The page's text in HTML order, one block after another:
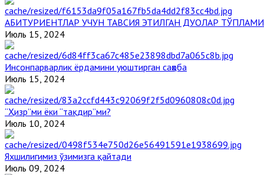
АБИТУРИЕНТЛАР УЧУН ТАВСИЯ ЭТИЛГАН ДУОЛАР ТЎПЛАМИ
Июль 15, 2024
Инсонпарварлик ёрдамини уюштирган саҳоба
Июль 15, 2024
“Ҳизр”ми ёки “тақдир”ми?
Июль 10, 2024
Яхшилигимиз ўзимизга қайтади
Июль 09, 2024